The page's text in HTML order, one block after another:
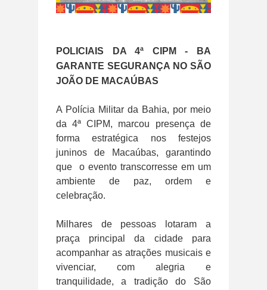
POLICIAIS DA 4ª CIPM -
BA
GARANTE SEGURANÇA NO SÃO
JOÃO DE MACAÚBAS
A Polícia Militar da Bahia, por meio
da 4ª CIPM, marcou presença de
forma estratégica nos festejos
juninos de Macaúbas, garantindo
que o evento transcorresse em um
ambiente de paz, ordem e
celebração.
Milhares de pessoas lotaram a
praça principal da cidade para
acompanhar as atrações musicais e
vivenciar, com alegria e
tranquilidade, a tradição do São